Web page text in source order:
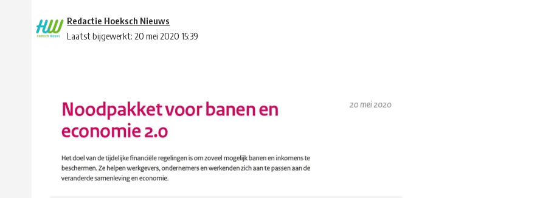
Laatst bijgewerkt: 20 mei 2020 15:39
Redactie Hoeksch Nieuws